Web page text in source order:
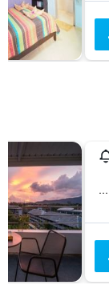
199/46 Soi 8, Moo 3, Ao Nang, آو نانغ, تايلاند